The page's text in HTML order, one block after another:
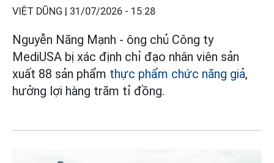
VIỆT DŨNG | 31/07/2026 - 15:28
Nguyễn Năng Mạnh - ông chủ Công ty
MediUSA bị xác định chỉ đạo nhân viên sản
xuất 88 sản phẩm thực phẩm chức năng giả,
hưởng lợi hàng trăm tỉ đồng.